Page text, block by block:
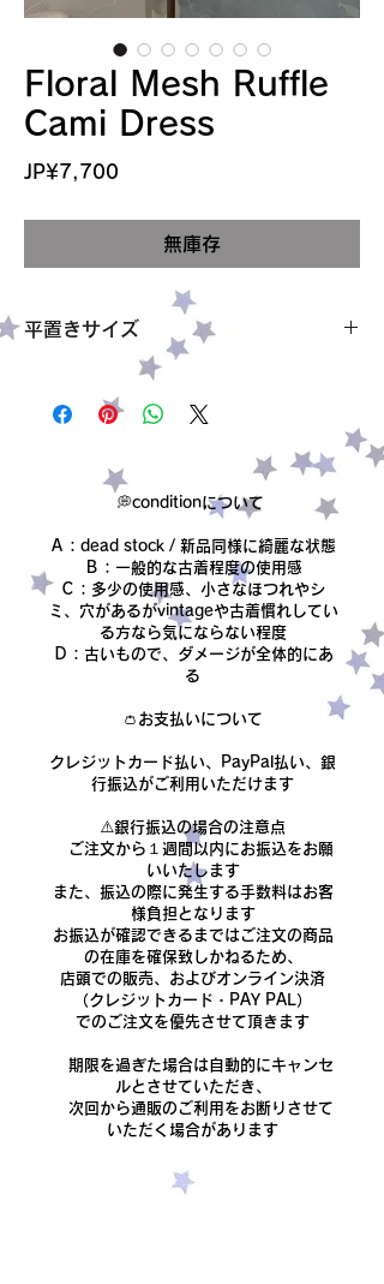
Floral Mesh Ruffle
Cami Dress
JP¥7,700
無庫存
平置きサイズ
身幅 42cm
着丈 80cm〜
condition【B】
💭conditionについて
Ａ：dead stock / 新品同様に綺麗な状態
Ｂ：一般的な古着程度の使用感
Ｃ：多少の使用感、小さなほつれやシ
ミ、穴があるがvintageや古着慣れしてい
る方なら気にならない程度
Ｄ：古いもので、ダメージが全体的にあ
る​
👛お支払いについて
クレジットカード払い、PayPal払い、銀
行振込がご利用いただけます
​⚠️銀行振込の場合の注意点
ご注文から１週間以内にお振込をお願
いいたします
また、振込の際に発生する手数料はお客
様負担となります
​お振込が確認できるまではご注文の商品
の在庫を確保致しかねるため、
店頭での販売、およびオンライン決済
（クレジットカード・PAY PAL）
でのご注文を優先させて頂きます
期限を過ぎた場合は自動的にキャンセ
ルとさせていただき、
次回から通販のご利用をお断りさせて
いただく場合があります